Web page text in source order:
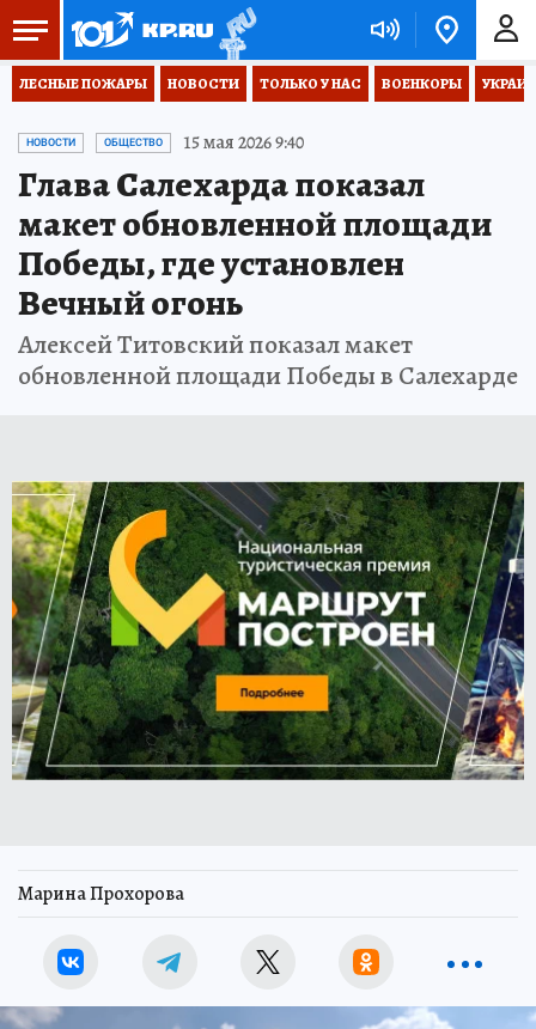
ЛЕСНЫЕ ПОЖАРЫ НОВОСТИ ТОЛЬКО У НАС ВОЕНКОРЫ
НОВОСТИ ОБЩЕСТВО 15 мая 2026 9:40
Глава Салехарда показал
макет обновленной площади
Победы, где установлен
Вечный огонь
Алексей Титовский показал макет
обновленной площади Победы в Салехарде
Марина Прохорова